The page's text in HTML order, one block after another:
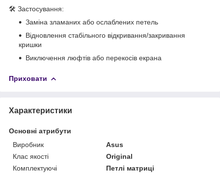
🛠 Застосування:
Заміна зламаних або ослаблених петель
Відновлення стабільного відкривання/закривання
кришки
Виключення люфтів або перекосів екрана
Приховати
Характеристики
Основні атрибути
Виробник
Asus
Клас якості
Original
Комплектуючі
Петлі матриці